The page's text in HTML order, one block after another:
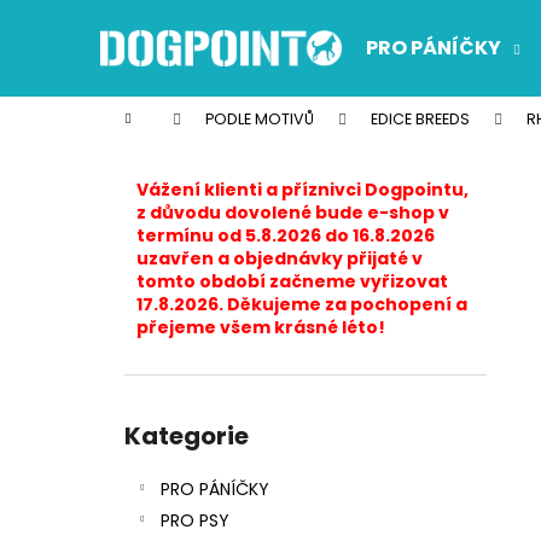
PRO PÁNÍČKY
Domů PODLE MOTIVŮ EDICE BREEDS
Vážení klienti a příznivci Dogpointu,
z důvodu dovolené bude e-shop v
termínu od 5.8.2026 do 16.8.2026
uzavřen a objednávky přijaté v
tomto období začneme vyřizovat
17.8.2026. Děkujeme za pochopení a
přejeme všem krásné léto!
kategorie
Kategorie
PRO PÁNÍČKY
PRO PSY
í
Zpět
do
Zpět
do